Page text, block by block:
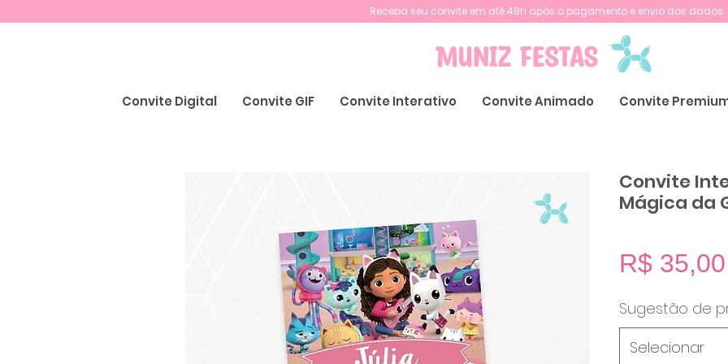
Receba seu convite em até 48h após o pagamento e envio dos dados
Convite Digital Convite GIF Convite Interativo Convite Animado Convite
Convite
Mágica da
R$ 35,00
Sugestão de
Selecionar